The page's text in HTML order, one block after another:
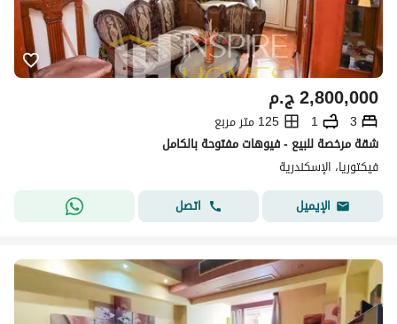
ج.م2,800,000
3
1
125 متر مربع
شقة مرخصة للبيع - فيوهات مفتوحة بالكامل
فيكتوريا، الإسكندرية
الإيميل
اتصل